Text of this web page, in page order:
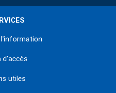
d'accès
utiles